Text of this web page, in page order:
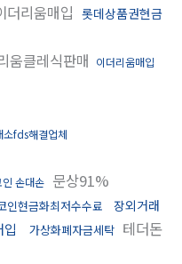
더리움매입 롯데상품권현금
움클레식판매 이더리움매입
소fds해결업체
인 손대손 문상91%
인현금화최저수수료 장외거래
가상화폐자금세탁 테더돈